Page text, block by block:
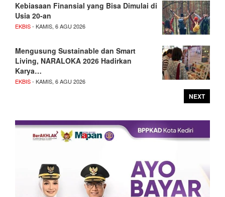
Kebiasaan Finansial yang Bisa Dimulai di
Usia 20-an
EKBIS- KAMIS, 6 AGU 2026
Mengusung Sustainable dan Smart
Living, NARALOKA 2026 Hadirkan
Karya…
EKBIS- KAMIS, 6 AGU 2026
NEXT